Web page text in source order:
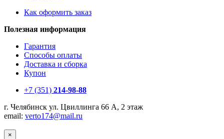
Как оформить заказ
Полезная информация
Гарантия
Способы оплаты
Доставка и сборка
Купон
+7 (351) 214-98-88
г. Челябинск ул. Цвиллинга 66 А, 2 этаж
email: verto174@mail.ru
×